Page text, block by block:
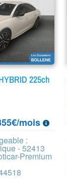
225ch
mois
:
- 52413
Premium